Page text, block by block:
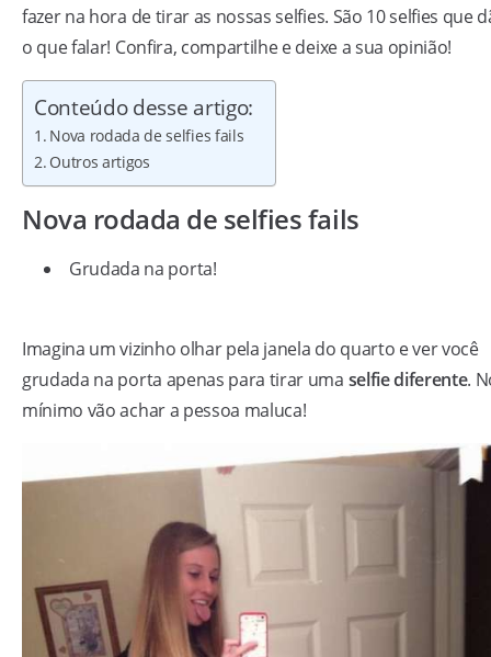
fazer na hora de tirar as nossas selfies. São 10 selfies que
o que falar! Confira, compartilhe e deixe a sua opinião!
Conteúdo desse artigo:
Nova rodada de selfies fails
Outros artigos
Nova rodada de selfies fails
Grudada na porta!
Imagina um vizinho olhar pela janela do quarto e ver você
grudada na porta apenas para tirar uma selfie diferente.
mínimo vão achar a pessoa maluca!